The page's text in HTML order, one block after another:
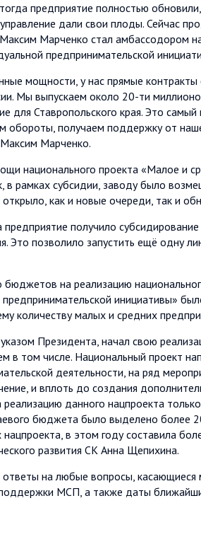
предприятие полностью
дали свои плоды. Сейчас
Марченко стал амбассодором
предпринимательской
мощности, у нас прямые
Мы выпускаем около 20-ти
для Ставропольского края. Это
получаем поддержку от
Марченко.
национального проекта «Малое и
рамках субсидии, заводу было
как и новые очереди, так и
получило
Это позволило запустить ещё одну
бюджетов на реализацию
инициативы»
количеству малых и средних
Президента, начал свою
в том числе. Национальный проект
деятельности, на ряд
и вплоть до создания
данного нацпроекта
бюджета было выделено более
в этом году составила
развития СК Анна Щепихина.
на любые вопросы, касающиеся
МСП, а также даты